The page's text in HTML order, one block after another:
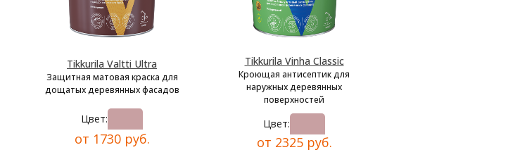
Tikkurila Valtti Ultra
Защитная матовая краска для
дощатых деревянных фасадов
Цвет:
от 1730 руб.
Tikkurila Vinha Classic
Кроющая антисептик для
наружных деревянных
поверхностей
Цвет:
от 2325 руб.